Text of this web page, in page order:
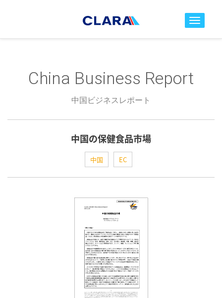
toggle
China Business Report
中国ビジネスレポート
中国の保健食品市場
中国 EC